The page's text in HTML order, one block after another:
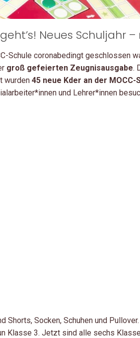
Neues Schuljahr
Schule coronabedingt
groß gefeierten Zeugnisausgabe.
wurden 45 neue Kder an der
und Lehrer*innen
Shorts, Socken, Schuhen und
Klasse 3. Jetzt sind alle sechs